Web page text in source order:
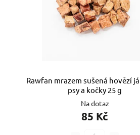
Rawfan mrazem sušená hovězí
psy a kočky 25 g
Na dotaz
85 Kč